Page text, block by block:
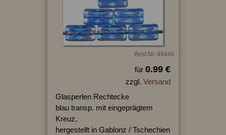
Best.Nr.:49446
für 0.99 €
zzgl. Versand
Glasperlen Rechtecke
blau transp. mit eingeprägtem
Kreuz,
hergestellt in Gablonz / Tschechien